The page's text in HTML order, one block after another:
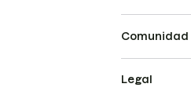
Comunidad
Legal